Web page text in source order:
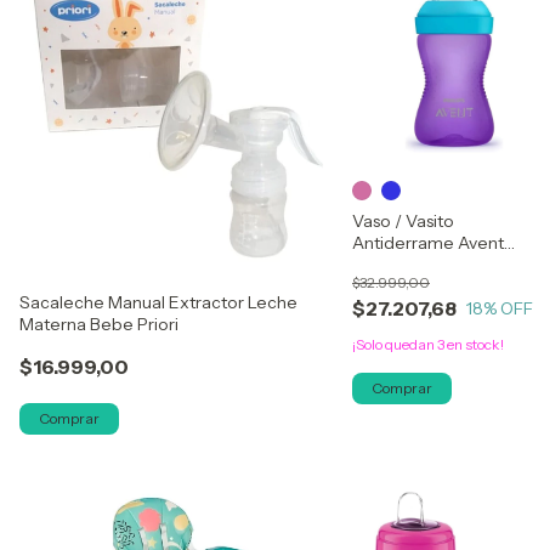
Sacaleche Manual Extractor Leche
Materna Bebe Priori
$16.999,00
Vaso / Vasito
Antiderrame Avent
$27.207,68
$32.999,00
18% OFF
¡Solo quedan 3en stock!
Comprar